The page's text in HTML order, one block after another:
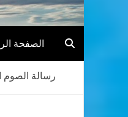
الصفحة
رسالة الصوم